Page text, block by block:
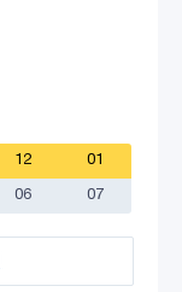
12 01
06 07